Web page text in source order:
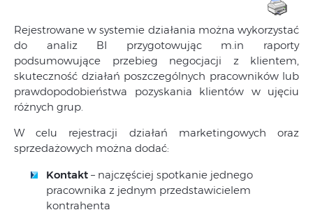
Rejestrowane w systemie działania można wykorzystać
do analiz BI przygotowując m.in raporty
podsumowujące przebieg negocjacji z klientem,
skuteczność działań poszczególnych pracowników lub
prawdopodobieństwa pozyskania klientów w ujęciu
różnych grup.
W celu rejestracji działań marketingowych oraz
sprzedażowych można dodać:
Kontakt – najczęściej spotkanie jednego
pracownika z jednym przedstawicielem
kontrahenta